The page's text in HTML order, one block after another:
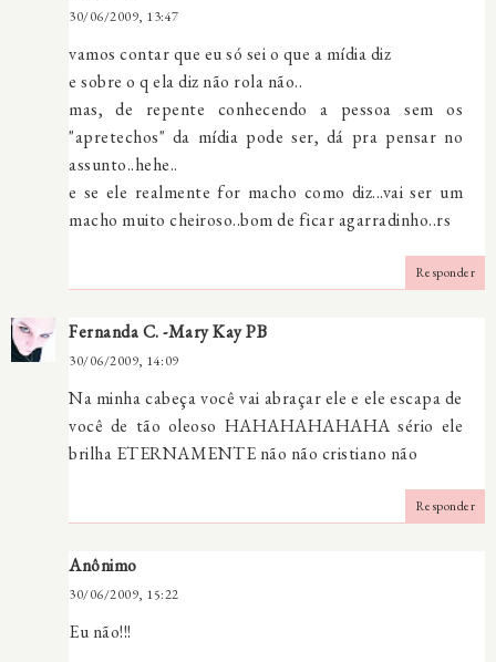
30/06/2009, 13:47
vamos contar que eu só sei o que a mídia diz
e sobre o q ela diz não rola não..
mas, de repente conhecendo a pessoa sem os
"apretechos" da mídia pode ser, dá pra pensar no
assunto..hehe..
e se ele realmente for macho como diz...vai ser um
macho muito cheiroso..bom de ficar agarradinho..rs
Responder
Fernanda C. -Mary Kay PB
30/06/2009, 14:09
Na minha cabeça você vai abraçar ele e ele escapa de
você de tão oleoso HAHAHAHAHAHA sério ele
brilha ETERNAMENTE não não cristiano não
Responder
Anônimo
30/06/2009, 15:22
Eu não!!!